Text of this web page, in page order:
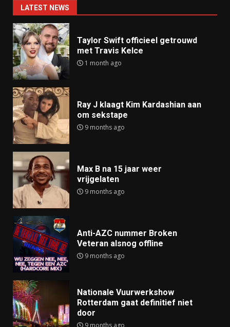
LATEST NEWS
Taylor Swift officieel getrouwd
met Travis Kelce
1 month ago
Ray J klaagt Kim Kardashian aan
om sekstape
9 months ago
Max B na 15 jaar weer
vrijgelaten
9 months ago
Anti-AZC nummer Broken
Veteran alsnog offline
9 months ago
Nationale Vuurwerkshow
Rotterdam gaat definitief niet
door
9 months ago